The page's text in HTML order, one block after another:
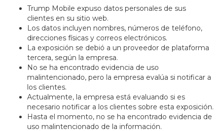
Trump Mobile expuso datos personales de sus
clientes en su sitio web.
Los datos incluyen nombres, números de teléfono,
direcciones físicas y correos electrónicos.
La exposición se debió a un proveedor de plataforma
tercera, según la empresa.
No se ha encontrado evidencia de uso
malintencionado, pero la empresa evalúa si notificar a
los clientes.
Actualmente, la empresa está evaluando si es
necesario notificar a los clientes sobre esta exposición.
Hasta el momento, no se ha encontrado evidencia de
uso malintencionado de la información.